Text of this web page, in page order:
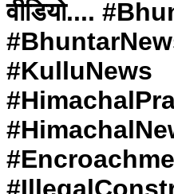
वीडियो....
#KulluNews